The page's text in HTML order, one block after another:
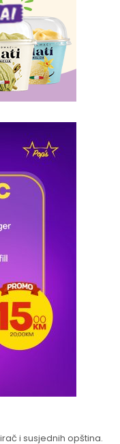
i susjednih opština.